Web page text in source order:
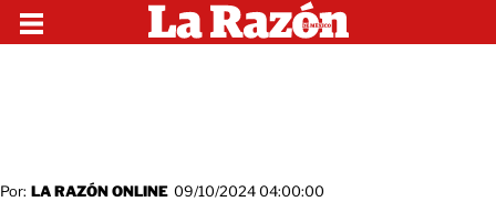
Por: LA RAZÓN ONLINE 09/10/2024 04:00:00